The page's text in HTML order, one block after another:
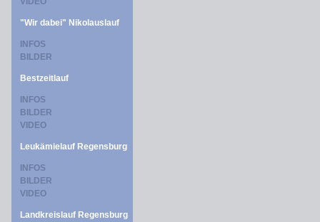
"Wir dabei" Nikolauslauf
INFOS
BILDER
Bestzeitlauf
INFOS
BILDER
VIDEO
Leukämielauf Regensburg
INFOS
BILDER
VIDEO
Landkreislauf Regensburg